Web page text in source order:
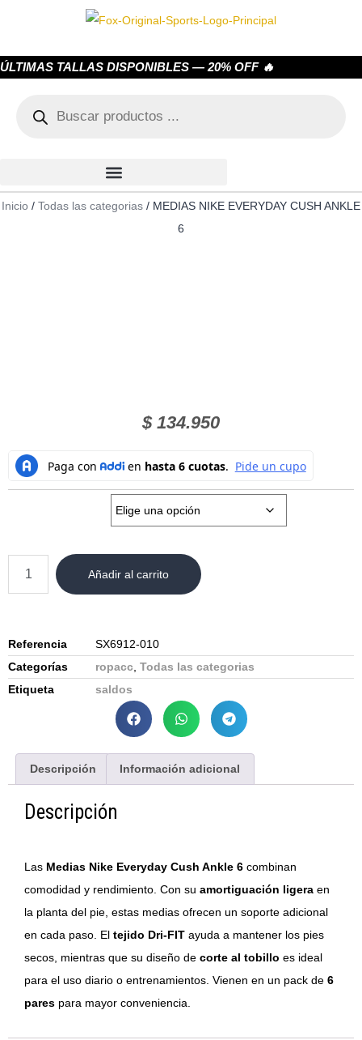
ÚLTIMAS TALLAS DISPONIBLES — 20% OFF 🔥
Inicio / Todas las categorias / MEDIAS NIKE EVERYDAY CUSH ANKLE
6
$134.950
Añadir al carrito
Referencia
SX6912-010
Categorías
ropacc, Todas las categorias
Etiqueta
saldos
Descripción Información adicional
Descripción
Las Medias Nike Everyday Cush Ankle 6 combinan
comodidad y rendimiento. Con su amortiguación ligera en
la planta del pie, estas medias ofrecen un soporte adicional
en cada paso. El tejido Dri-FIT ayuda a mantener los pies
secos, mientras que su diseño de corte al tobillo es ideal
para el uso diario o entrenamientos. Vienen en un pack de 6
pares para mayor conveniencia.